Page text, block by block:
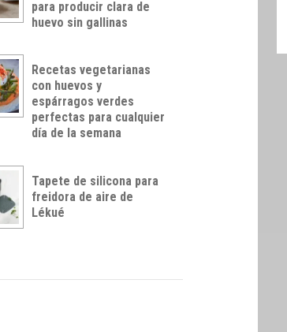
para producir clara de
huevo sin gallinas
Recetas vegetarianas
con huevos y
espárragos verdes
perfectas para cualquier
día de la semana
Tapete de silicona para
freidora de aire de
Lékué